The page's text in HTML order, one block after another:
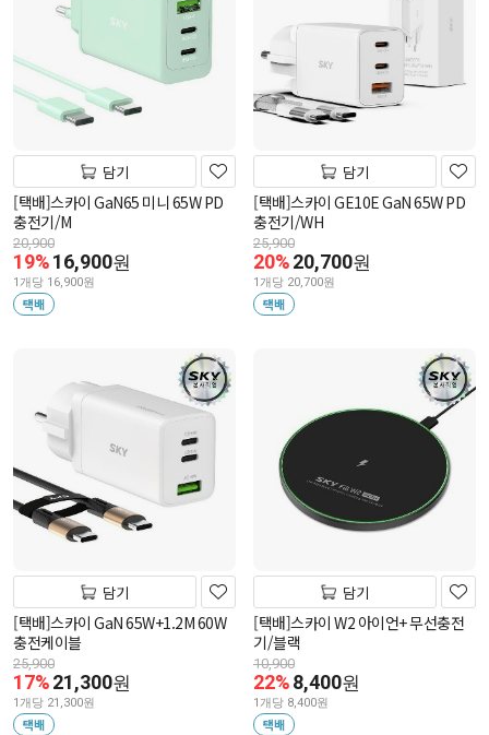
담기
[택배]스카이 GaN65 미니 65W PD
충전기/M
20,900
19%16,900원
1개당 16,900원
택배
담기
[택배]스카이 GE10E GaN 65W PD
충전기/WH
25,900
20%20,700원
1개당 20,700원
택배
담기
[택배]스카이 GaN 65W+1.2M 60W
충전케이블
25,900
17%21,300원
1개당 21,300원
택배
담기
[택배]스카이 W2 아이언+ 무선충전
기/블랙
10,900
22%8,400원
1개당 8,400원
택배